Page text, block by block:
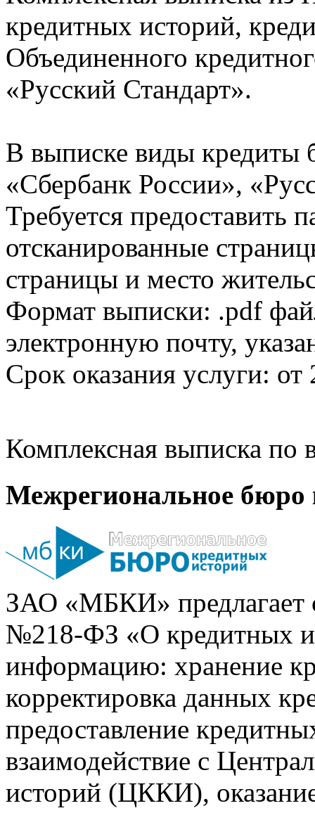
кредитных историй,
Объединенного
«Русский Стандарт».
В выписке виды кредиты
«Сбербанк России»,
Требуется предоставить
отсканированные
страницы и место
Формат выписки: .pdf
электронную почту,
Срок оказания услуги: от
Комплексная выписка
Межрегиональное бюро
ЗАО «МБКИ» предлагает
№218-ФЗ «О кредитных
информацию: хранение
корректировка данных
предоставление
взаимодействие с
историй (ЦККИ),